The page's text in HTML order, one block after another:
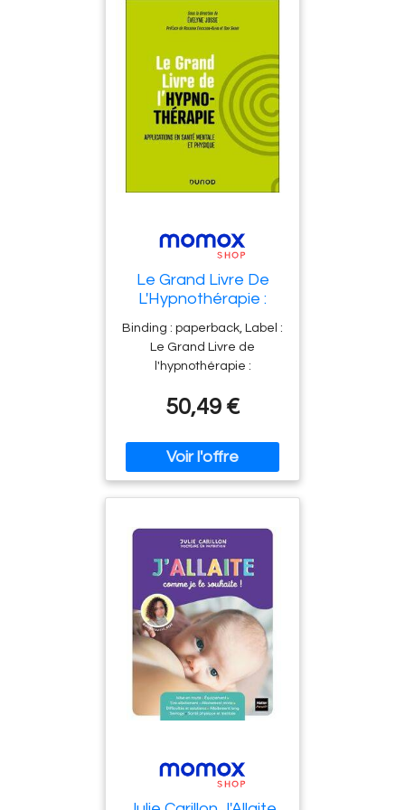
Nadège Cartier, Isabelle
Delaleu, Collectif,
226319262X
Le Grand Livre De
L'Hypnothérapie :
Santé Mentale Et
Physique
Binding : paperback, Label :
Le Grand Livre de
l'hypnothérapie :
mentale et physique,
: paperback,
numberOfPages : 688,
publicationDate : 2024-09-
25, languages : french,
50,49 €